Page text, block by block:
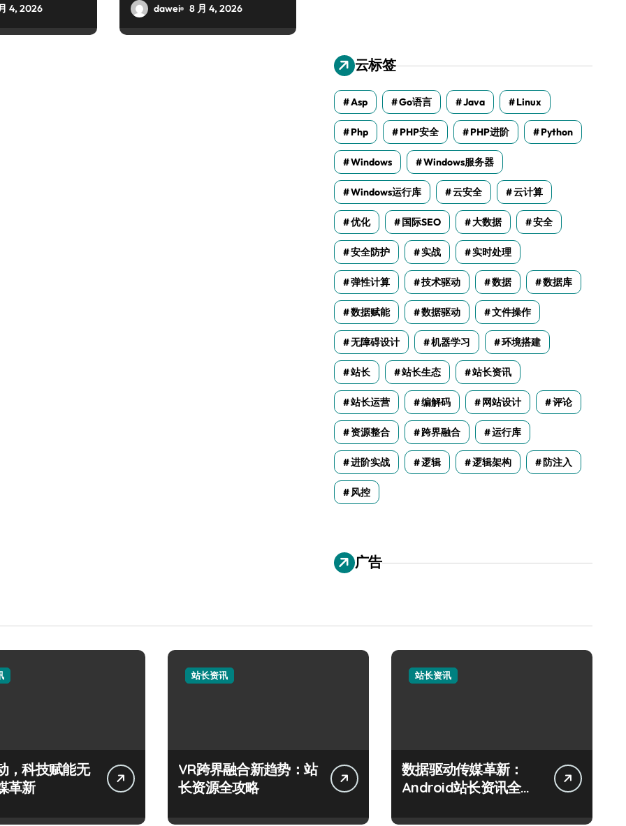
4, 2026 dawei 8 月 4, 2026
云标签
Asp Go语言 Java Linux
Php PHP安全 PHP进阶 Python
Windows Windows服务器
Windows运行库 云安全 云计算
优化 国际SEO 大数据 安全
安全防护 实战 实时处理
弹性计算 技术驱动 数据 数据库
数据赋能 数据驱动 文件操作
无障碍设计 机器学习 环境搭建
站长 站长生态 站长资讯
站长运营 编解码 网站设计 评论
资源整合 跨界融合 运行库
进阶实战 逻辑 逻辑架构 防注入
风控
广告
，科技赋能无
革新
站长资讯
VR跨界融合新趋势：站
长资源全攻略
站长资讯
数据驱动传媒革新：
Android站长资讯全攻